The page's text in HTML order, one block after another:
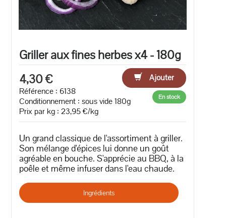
Griller aux fines herbes x4 - 180g
4,30 €
Ajouter
Référence : 6138
Conditionnement : sous vide 180g
Prix par kg : 23,95 €/kg
En stock
Un grand classique de l'assortiment à griller.
Son mélange d'épices lui donne un goût
agréable en bouche. S'apprécie au BBQ, à la
poêle et même infuser dans l'eau chaude.
Ingrédients